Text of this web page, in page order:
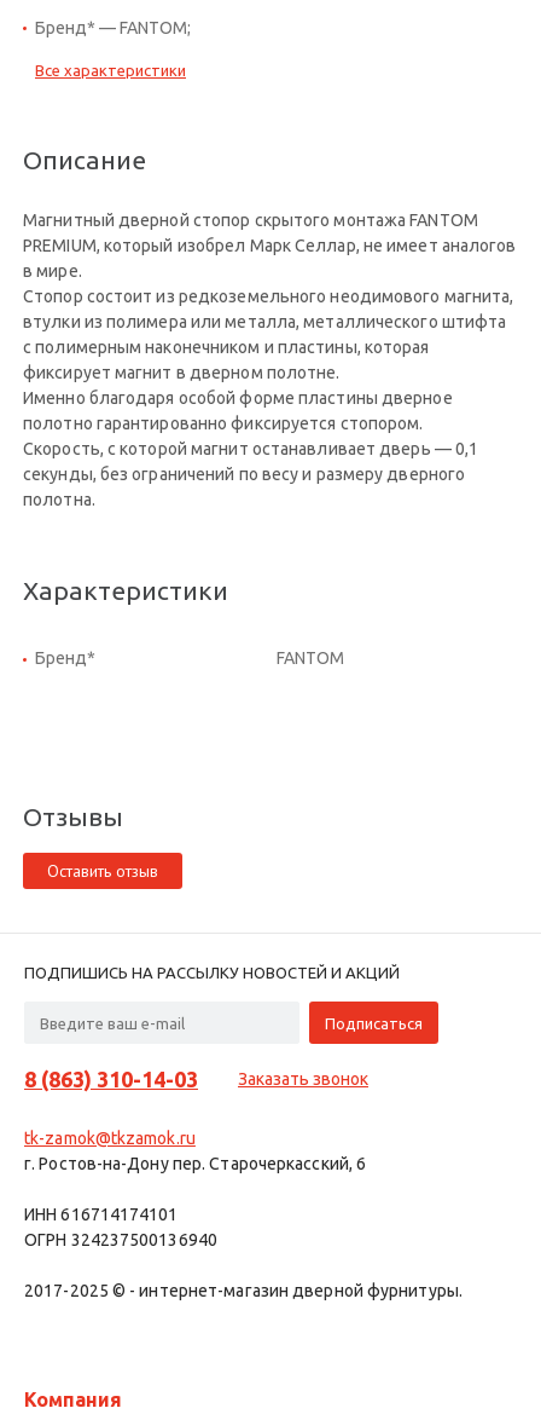
Бренд* — FANTOM;
Все характеристики
Описание
Магнитный дверной стопор скрытого монтажа FANTOM
PREMIUM, который изобрел Марк Селлар, не имеет аналогов
в мире.
Стопор состоит из редкоземельного неодимового магнита,
втулки из полимера или металла, металлического штифта
с полимерным наконечником и пластины, которая
фиксирует магнит в дверном полотне.
Именно благодаря особой форме пластины дверное
полотно гарантированно фиксируется стопором.
Скорость, с которой магнит останавливает дверь — 0,1
секунды, без ограничений по весу и размеру дверного
полотна.
Характеристики
Бренд* FANTOM
Отзывы
Оставить отзыв
ПОДПИШИСЬ НА РАССЫЛКУ НОВОСТЕЙ И АКЦИЙ
8 (863) 310-14-03 Заказать звонок
tk-zamok@tkzamok.ru
г. Ростов-на-Дону пер. Старочеркасский, 6
ИНН 616714174101
ОГРН 324237500136940
2017-2025 © - интернет-магазин дверной фурнитуры.
Компания